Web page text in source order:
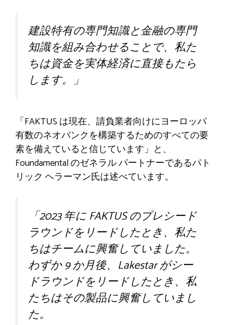
建設特有の専門知識と金融の専門
知識を組み合わせることで、私た
ちは資金を実体経済に直接もたら
します。」
「FAKTUS は現在、請負業者向けにヨーロッパ
有数のネオバンクを構築するためのすべての要
素を備えていると信じています」と、
Foundamental のゼネラル パートナーであるパト
リック ヘラーマン氏は述べています。
「2023 年に FAKTUS のプレシード
ラウンドをリードしたとき、私た
ちはチームに興奮していました。
わずか 9 か月後、Lakestar がシー
ドラウンドをリードしたとき、私
たちはその製品に興奮していまし
た。